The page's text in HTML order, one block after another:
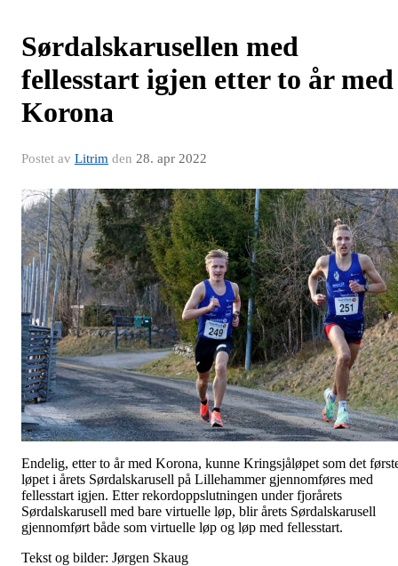
Sørdalskarusellen med
fellesstart igjen etter to år med
Korona
Postet av Litrim den 28. apr 2022
Endelig, etter to år med Korona, kunne Kringsjåløpet som det
løpet i årets Sørdalskarusell på Lillehammer gjennomføres med
fellesstart igjen. Etter rekordoppslutningen under fjorårets
Sørdalskarusell med bare virtuelle løp, blir årets Sørdalskarusell
gjennomført både som virtuelle løp og løp med fellesstart.
Tekst og bilder: Jørgen Skaug